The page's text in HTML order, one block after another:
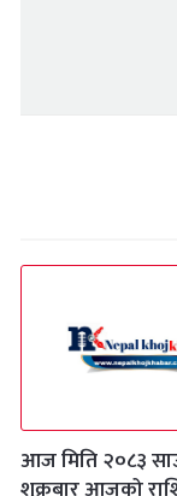
आज मिति २०८३